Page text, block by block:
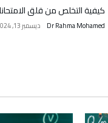
كيفية التخلص من قلق
Dr Rahma Mohamed ديسمبر 13, 2024